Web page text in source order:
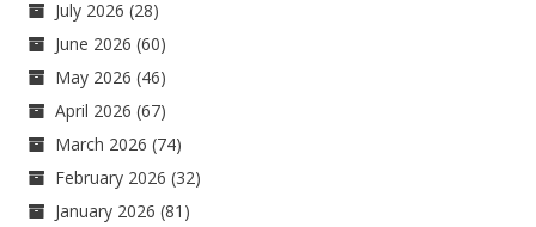
July 2026 (28)
June 2026 (60)
May 2026 (46)
April 2026 (67)
March 2026 (74)
February 2026 (32)
January 2026 (81)